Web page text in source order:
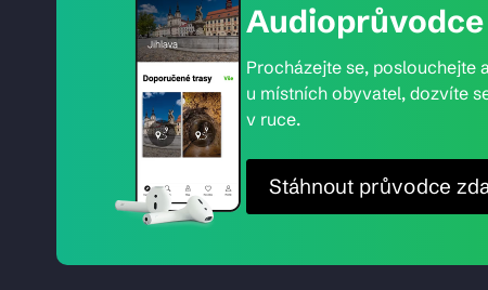
Procházejte se, poslouchejte
u místních obyvatel, dozvíte
v ruce.
Stáhnout průvodce